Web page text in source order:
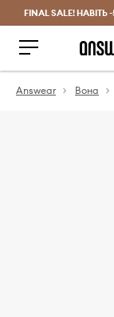
FINAL SALE! НАВІТЬ
Answear Вона